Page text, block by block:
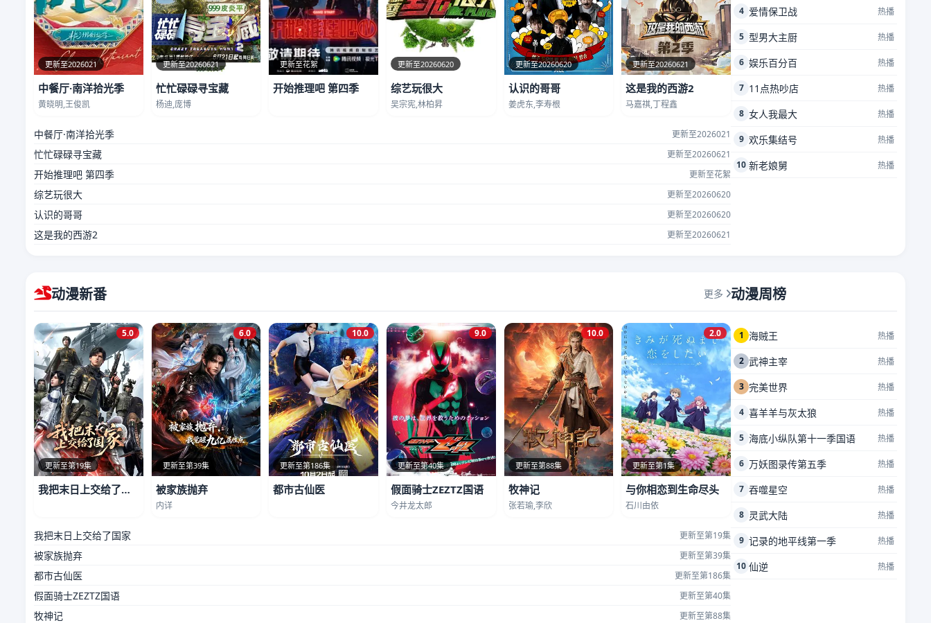
更新至2026021
中餐厅·南洋拾光季
黄晓明,王俊凯
更新至20260621
忙忙碌碌寻宝藏
杨迪,庞博
更新至花絮
开始推理吧 第四季
更新至20260620
综艺玩很大
吴宗宪,林柏昇
更新至20260620
认识的哥哥
姜虎东,李寿根
更新至20260621
这是我的西游2
马嘉祺,丁程鑫
中餐厅·南洋拾光季 更新至2026021
忙忙碌碌寻宝藏 更新至20260621
开始推理吧 第四季 更新至花絮
综艺玩很大 更新至20260620
认识的哥哥 更新至20260620
这是我的西游2 更新至20260621
4 爱情保卫战 热播
5 型男大主厨 热播
6 娱乐百分百 热播
7 11点热吵店 热播
8 女人我最大 热播
9 欢乐集结号 热播
10 新老娘舅 热播
动漫新番 更多
更新至第19集
5.0
我把末日上交给了国家
更新至第39集
6.0
被家族抛弃
内详
更新至第186集
10.0
都市古仙医
更新至第40集
9.0
假面骑士ZEZTZ国语
今井龙太郎
更新至第88集
10.0
牧神记
张若瑜,李欣
更新至第1集
2.0
与你相恋到生命尽头
石川由依
我把末日上交给了国家 更新至第19集
被家族抛弃 更新至第39集
都市古仙医 更新至第186集
假面骑士ZEZTZ国语 更新至第40集
牧神记 更新至第88集
动漫周榜
1 海贼王 热播
2 武神主宰 热播
3 完美世界 热播
4 喜羊羊与灰太狼 热播
5 海底小纵队第十一季国语 热播
6 万妖图录传第五季 热播
7 吞噬星空 热播
8 灵武大陆 热播
9 记录的地平线第一季 热播
10 仙逆 热播